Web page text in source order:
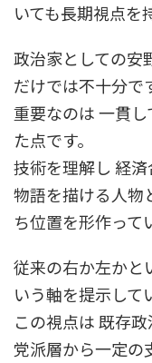
いても長期視点を
政治家としての安
だけでは不十分で
重要なのは 一貫
た点です。
技術を理解し 経
物語を描ける人物
ち位置を形作って
従来の右か左かと
いう軸を提示して
この視点は 既存
党派層から一定の